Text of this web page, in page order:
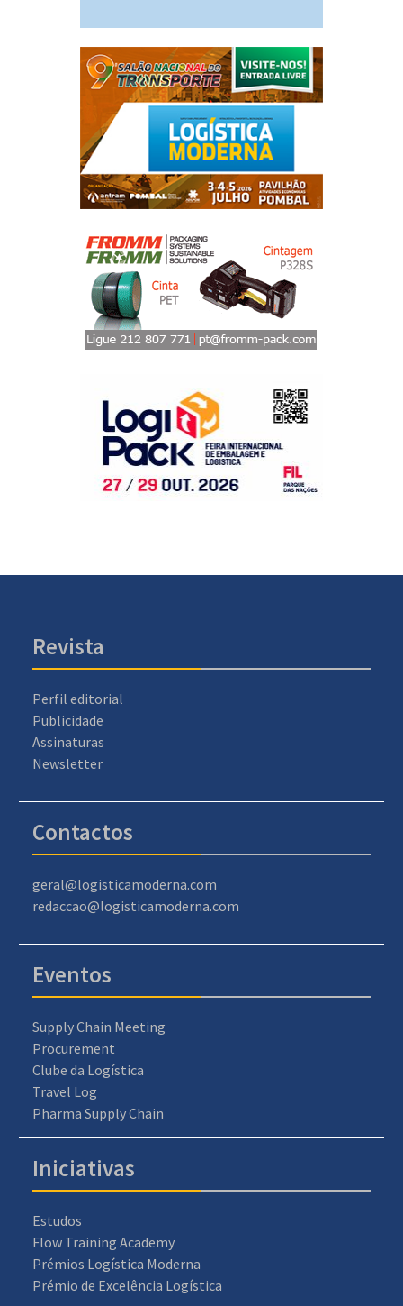
Revista
Perfil editorial
Publicidade
Assinaturas
Newsletter
Contactos
geral@logisticamoderna.com
redaccao@logisticamoderna.com
Eventos
Supply Chain Meeting
Procurement
Clube da Logística
Travel Log
Pharma Supply Chain
Iniciativas
Estudos
Flow Training Academy
Prémios Logística Moderna
Prémio de Excelência Logística